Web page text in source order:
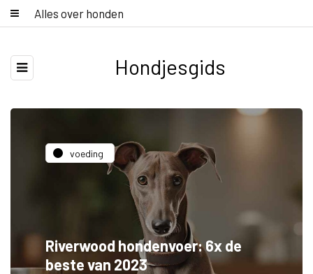
Alles over honden
Hondjesgids
voeding
Riverwood hondenvoer: 6x de
beste van 2023